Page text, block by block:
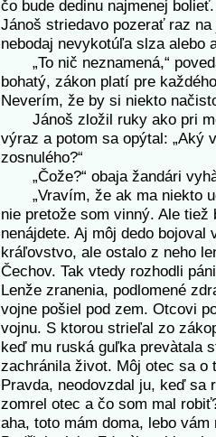
čo bude dedinu najmenej
Jánoš striedavo pozerať raz
nebodaj nevykotúľa slza alebo
„To nič neznamená,“
bohatý, zákon platí pre
Neverím, že by si niekto
Jánoš zložil ruky ako pri
výraz a potom sa opýtal: „Aký
zosnulého?“
„Čože?“ obaja žandári
„Vravím, že ak ma niekto
nie pretože som vinný. Ale
nenájdete. Aj môj dedo
kráľovstvo, ale ostalo z neho
Čechov. Tak vtedy rozhodli
Lenže zranenia, podlomené
vojne pošiel pod zem. Otcovi
vojnu. S ktorou strieľal zo
keď mu ruská guľka prevàtala
zachránila život. Môj otec sa o
Pravda, neodovzdal ju, keď sa
zomrel otec a čo som mal
aha, toto mám doma, lebo